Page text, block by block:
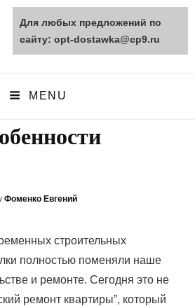
MENU
Фоменко Евгений
строительных
полностью поменяли наше
и ремонте. Сегодня это не
ремонт квартиры”, который
Для любых предложений по
сайту: opt-dostawka@cp9.ru